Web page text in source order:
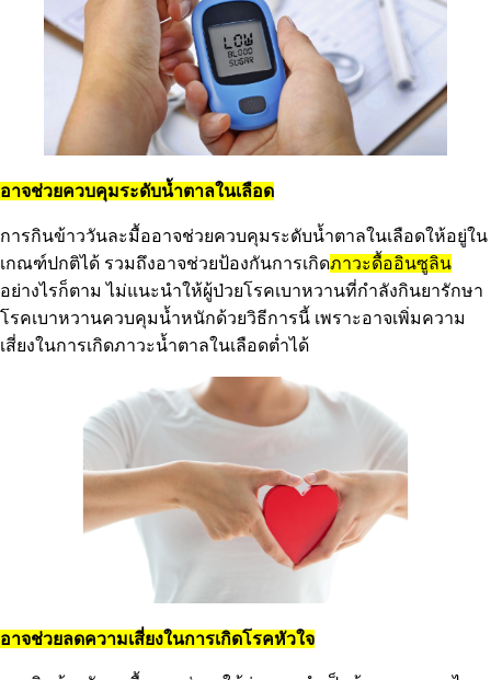
อาจช่วยควบคุมระดับน้ำตาลในเลือด
การกินข้าววันละมื้ออาจช่วยควบคุมระดับน้ำตาลในเลือดให้อยู่ใน
เกณฑ์ปกติได้ รวมถึงอาจช่วยป้องกันการเกิดภาวะดื้ออินซูลิน
อย่างไรก็ตาม ไม่แนะนำให้ผู้ป่วยโรคเบาหวานที่กำลังกินยารักษา
โรคเบาหวานควบคุมน้ำหนักด้วยวิธีการนี้ เพราะอาจเพิ่มความ
เสี่ยงในการเกิดภาวะน้ำตาลในเลือดต่ำได้
อาจช่วยลดความเสี่ยงในการเกิดโรคหัวใจ